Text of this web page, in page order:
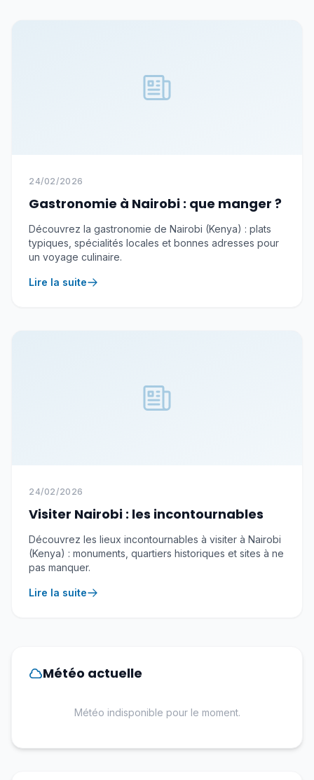
24/02/2026
Gastronomie à Nairobi : que manger ?
Découvrez la gastronomie de Nairobi (Kenya) : plats
typiques, spécialités locales et bonnes adresses pour
un voyage culinaire.
Lire la suite
24/02/2026
Visiter Nairobi : les incontournables
Découvrez les lieux incontournables à visiter à Nairobi
(Kenya) : monuments, quartiers historiques et sites à ne
pas manquer.
Lire la suite
Météo actuelle
Météo indisponible pour le moment.